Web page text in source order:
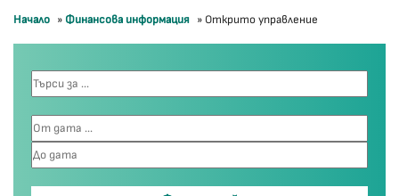
Начало » Финансова информация » Открито управление